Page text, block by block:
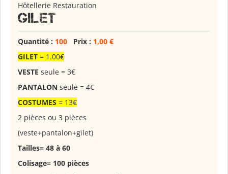
Hôtellerie Restauration
GILET
Quantité : 100 Prix : 1,00 €
GILET = 1.00€
VESTE seule = 3€
PANTALON seule = 4€
COSTUMES = 13€
2 pièces ou 3 pièces
(veste+pantalon+gilet)
Tailles= 48 à 60
Colisage= 100 pièces